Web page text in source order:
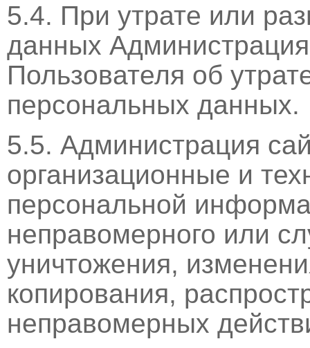
5.4. При утрате или
данных
Пользователя об
персональных данных.
5.5. Администрация
организационные и
персональной
неправомерного или
уничтожения,
копирования,
неправомерных